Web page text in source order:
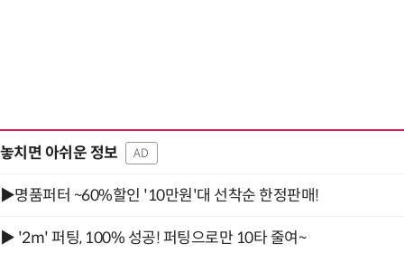
놓치면 아쉬운 정보 AD
▶명품퍼터 ~60%할인 '10만원'대 선착순 한정판매!
▶ '2m' 퍼팅, 100% 성공! 퍼팅으로만 10타 줄여~